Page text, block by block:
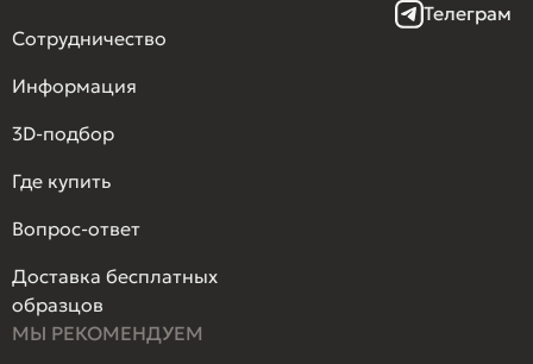
Сотрудничество
Информация
3D-подбор
Где купить
Вопрос-ответ
Доставка бесплатных
образцов
Телеграм
МЫ РЕКОМЕНДУЕМ